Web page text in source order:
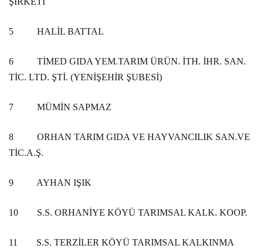
5 HALİL BATTAL
6
TİMED GIDA YEM.TARIM ÜRÜN. İTH. İHR. SAN.
TİC. LTD. ŞTİ. (YENİŞEHİR ŞUBESİ)
7 MÜMİN SAPMAZ
8
ORHAN TARIM GIDA VE HAYVANCILIK SAN.VE
TİC.A.Ş.
9 AYHAN IŞIK
10 S.S. ORHANİYE KÖYÜ TARIMSAL KALK. KOOP.
11
S.S. TERZİLER KÖYÜ TARIMSAL KALKINMA